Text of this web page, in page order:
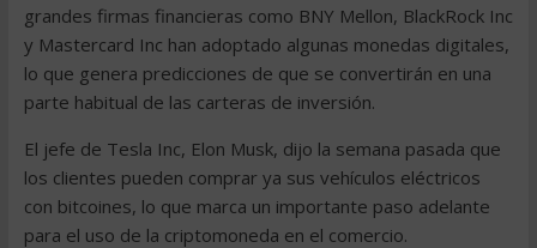
grandes firmas financieras como BNY Mellon, BlackRock Inc
y Mastercard Inc han adoptado algunas monedas digitales,
lo que genera predicciones de que se convertirán en una
parte habitual de las carteras de inversión.
El jefe de Tesla Inc, Elon Musk, dijo la semana pasada que
los clientes pueden comprar ya sus vehículos eléctricos
con bitcoines, lo que marca un importante paso adelante
para el uso de la criptomoneda en el comercio.